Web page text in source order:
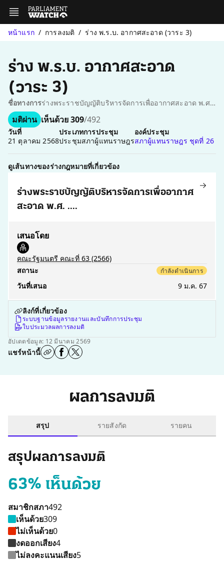
หน้าแรก การลงมติ ร่าง พ.ร.บ. อากาศสะอาด (วาระ 3)
ร่าง พ.ร.บ. อากาศสะอาด
(วาระ 3)
ชื่อทางการ ร่างพระราชบัญญัติบริหารจัดการเพื่ออากาศสะอาด พ.ศ. .... วาระที่ ๓
มติผ่าน เห็นด้วย 309/492
วันที่
21 ตุลาคม 2568
ประเภทการประชุม
ประชุมสภาผู้แทนราษฎร
องค์ประชุม
สภาผู้แทนราษฎร ชุดที่ 26
ดูเส้นทางของร่างกฎหมายที่เกี่ยวข้อง
ร่างพระราชบัญญัติบริหารจัดการเพื่ออากาศ
สะอาด พ.ศ. ....
เสนอโดย
คณะรัฐมนตรี คณะที่ 63 (2566)
สถานะ
กำลังดำเนินการ
วันที่เสนอ 9 ม.ค. 67
ลิงก์ที่เกี่ยวข้อง
ระบบฐานข้อมูลรายงานและบันทึกการประชุม
ใบประมวลผลการลงมติ
อัปเดตข้อมูล: 12 มีนาคม 2569
แชร์หน้านี้
ผลการลงมติ
สรุป รายสังกัด รายคน
สรุปผลการลงมติ
63% เห็นด้วย
สมาชิกสภา492
เห็นด้วย309
ไม่เห็นด้วย0
งดออกเสียง4
ไม่ลงคะแนนเสียง5